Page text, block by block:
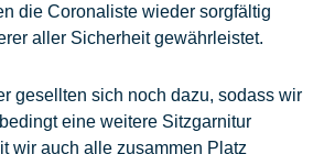
die Coronaliste wieder sorgfältig
aller Sicherheit gewährleistet.
gesellten sich noch dazu, sodass wir
eine weitere Sitzgarnitur
wir auch alle zusammen Platz